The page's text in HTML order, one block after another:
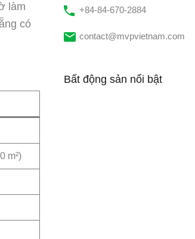
làm
có
m²)
‭+84-84-670-2884‬
contact@mvpvietnam.com
Bất động sản nổi bật